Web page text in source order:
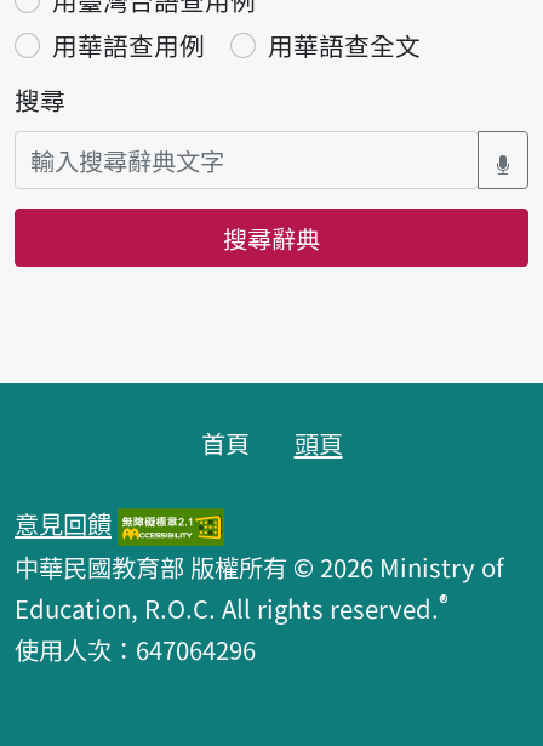
用華語查用例
用華語查全文
搜尋
搜尋辭典
首頁 頭頁
意見回饋
中華民國教育部 版權所有 © 2026 Ministry of
Education, R.O.C. All rights reserved.®
使用人次：647064296